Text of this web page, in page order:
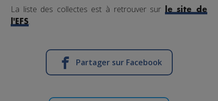
La liste des collectes est à retrouver sur
le site de
l'EFS.
Partager sur Facebook